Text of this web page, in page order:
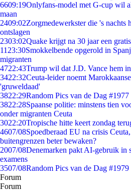
6609:19Onlyfans-model met G-cup wil
maan
2409:02Zorgmedewerkster die 's nachts
ontslagen
2303:02Quake krijgt na 30 jaar een
11 23:30Smokkelbende opgerold in
migranten
4722:43Trump wil dat J.D. Vance hem
3422:32Ceuta-leider noemt
'gruweldaad'
3822:29Random Pics van de Dag #1977
3822:28Spaanse politie: minstens tien
onder migranten Ceuta
3022:20Tropische hitte keert zondag
4607/08Spoedberaad EU na crisis
buitengrenzen beter bewaken?
2007/08Denemarken pakt AI-gebruik in
examens
3507/08Random Pics van de Dag #1979
Forum
Forum